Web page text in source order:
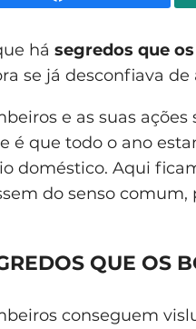
há segredos que
se já desconfiava de
e as suas
é que todo o ano
doméstico. Aqui
do senso comum,
QUE OS
conseguem